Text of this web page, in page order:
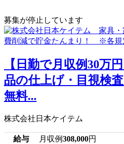
募集が停止しています
【日勤で月収例30万
品の仕上げ・目視検
無料...
株式会社日本ケイテム
給与 月収例308,000円